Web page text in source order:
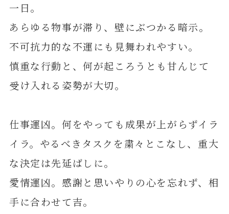
一日。
あらゆる物事が滞り、壁にぶつかる暗示。
不可抗力的な不運にも見舞われやすい。
慎重な行動と、何が起ころうとも甘んじて
受け入れる姿勢が大切。
仕事運凶。何をやっても成果が上がらずイラ
イラ。やるべきタスクを粛々とこなし、重大
な決定は先延ばしに。
愛情運凶。感謝と思いやりの心を忘れず、相
手に合わせて吉。